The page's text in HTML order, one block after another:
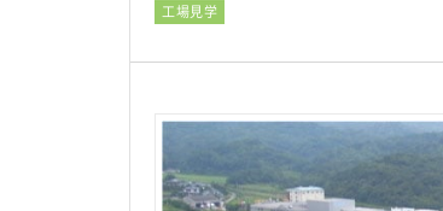
工場見学